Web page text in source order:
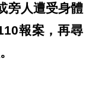
旁人遭受身體
報案，再尋